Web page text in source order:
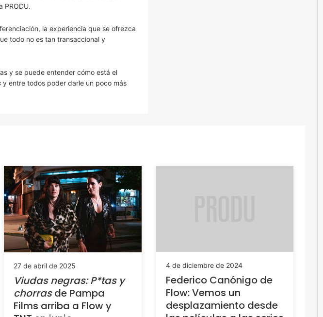
PRODU.
la experiencia que se ofrezca
todo no es tan transaccional y
y se puede entender cómo está el
y entre todos poder darle un poco más
27 de abril de 2025
Viudas negras: P*tas y
chorrasde Pampa
Films arriba a Flow y
4 de diciembre de 2024
Federico Canónigo de
Flow: Vemos un
desplazamiento desde